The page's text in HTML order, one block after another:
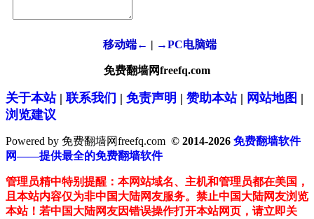
移动端← | →PC电脑端
免费翻墙网freefq.com
关于本站| 联系我们 | 免责声明 | 赞助本站| 网站地图 |
浏览建议
Powered by 免费翻墙网freefq.com © 2014-2026 免费翻墙软件
网——提供最全的免费翻墙软件
管理员精中特别提醒：本网站域名、主机和管理员都在美国，
且本站内容仅为非中国大陆网友服务。禁止中国大陆网友浏览
本站！若中国大陆网友因错误操作打开本站网页，请立即关